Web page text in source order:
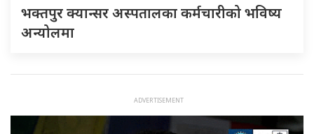
भक्तपुर क्यान्सर अस्पतालका कर्मचारीको भविष्य
अन्योलमा